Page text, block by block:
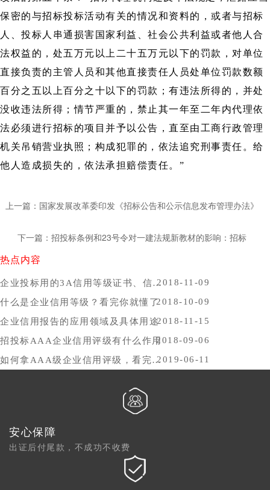
保密的与招标投标活动有关的情况和资料的，或者与招标
人、投标人串通损害国家利益、社会公共利益或者他人合
法权益的，处五万元以上二十五万元以下的罚款，对单位
直接负责的主管人员和其他直接责任人员处单位罚款数额
百分之五以上百分之十以下的罚款；有违法所得的，并处
没收违法所得；情节严重的，禁止其一年至二年内代理依
法必须进行招标的项目并予以公告，直至由工商行政管理
机关吊销营业执照；构成犯罪的，依法追究刑事责任。给
他人造成损失的，依法承担赔偿责任。”
上一篇：国家发展改革委印发《招标公告和公示信息发布管理办法》
下一篇：招投标条例和23号令对一建法规新教材的影响：招标
热点内容
企业投标用的3A信用等级证书、信用报告办理时间，哪里办比较好？2018-11-09
什么是企业信用等级？看完你就懂了2018-10-09
企业信用报告的应用领域及具体用途2018-11-15
招投标AAA企业信用评级有什么作用2018-09-06
如何拿AAA级企业信用评级，看完你就懂了2019-06-11
安心保障
出证后付尾款，不成功不收费